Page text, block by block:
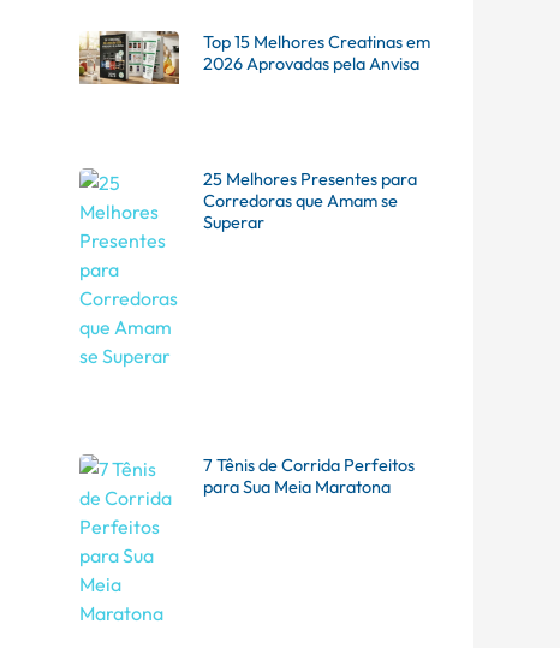
Top 15 Melhores Creatinas em
2026 Aprovadas pela Anvisa
25 Melhores Presentes para
Corredoras que Amam se
Superar
7 Tênis de Corrida Perfeitos
para Sua Meia Maratona